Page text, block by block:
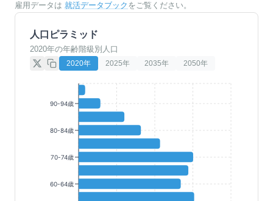
雇用データは 就活データブック をご覧ください。
人口ピラミッド
2020年の年齢階級別人口
2020年 2025年 2035年 2050年
90-94歳
80-84歳
70-74歳
60-64歳